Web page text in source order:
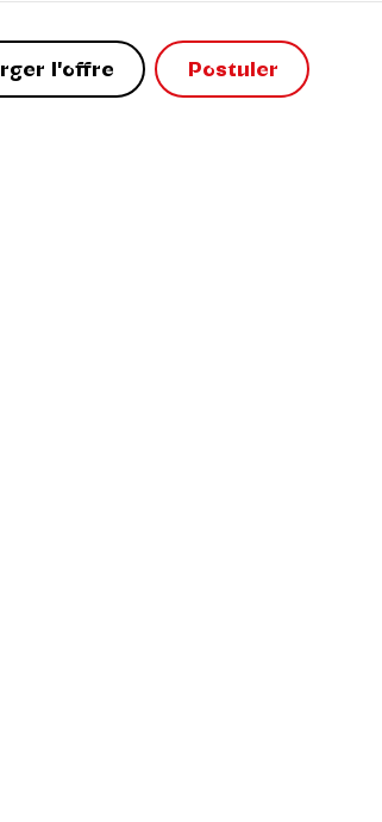
l'offre Postuler